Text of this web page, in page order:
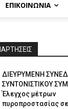
ΕΠΙΚΟΙΝΩΝΊΑ
ΔΙΕΥΡΥΜΕΝΗ
ΣΥΝΤΟΝΙΣΤΙΚΟΥ
Έλεγχος μέτρων
πυροπροστασίας